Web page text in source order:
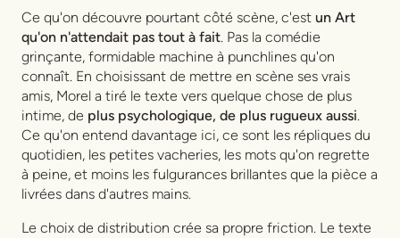
Ce qu'on découvre pourtant côté scène, c'est un Art
qu'on n'attendait pas tout à fait. Pas la comédie
grinçante, formidable machine à punchlines qu'on
connaît. En choisissant de mettre en scène ses vrais
amis, Morel a tiré le texte vers quelque chose de plus
intime, de plus psychologique, de plus rugueux aussi.
Ce qu'on entend davantage ici, ce sont les répliques du
quotidien, les petites vacheries, les mots qu'on regrette
à peine, et moins les fulgurances brillantes que la pièce a
livrées dans d'autres mains.
Le choix de distribution crée sa propre friction. Le texte